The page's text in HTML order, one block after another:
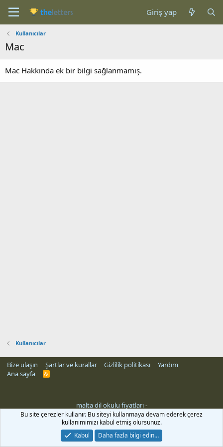
Giriş yap
Kullanıcılar
Mac
Mac Hakkında ek bir bilgi sağlanmamış.
Kullanıcılar
Bize ulaşın Şartlar ve kurallar Gizlilik politikası
Yardım
Ana sayfa
R
malta dil okulu fiyatları-
Bu site çerezler kullanır. Bu siteyi kullanmaya devam ederek çerez
kullanımımızı kabul etmiş olursunuz.
Kabul
Daha fazla bilgi edin…